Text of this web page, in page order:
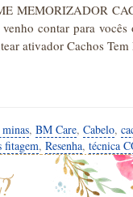
MEMORIZADOR
contar para
ativador Cachos
, BM Care, Cabelo,
fitagem, Resenha, técnica